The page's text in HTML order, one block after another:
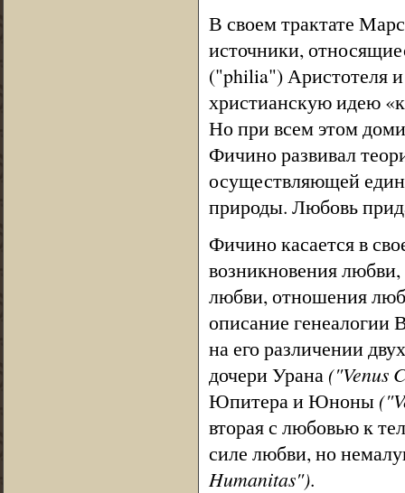
В своем трактате
источники,
("philia") Аристотеля
христианскую идею
Но при всем этом
Фичино развивал
осуществляющей
природы. Любовь
Фичино касается в
возникновения
любви, отношения
описание генеалогии
на его различении
дочери Урана ("Venus
Юпитера и Юноны
вторая с любовью к
силе любви, но
Humanitas").